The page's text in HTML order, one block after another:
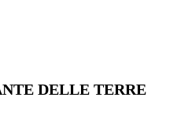
DELLE TERRE